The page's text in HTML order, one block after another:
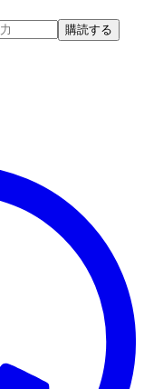
購読する